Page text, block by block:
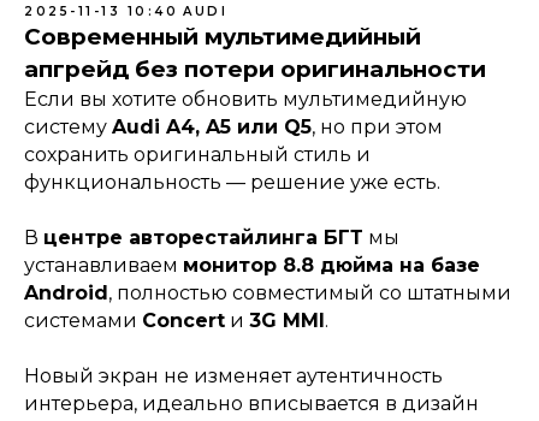
2025-11-13 10:40 AUDI
Современный мультимедийный
апгрейд без потери оригинальности
Если вы хотите обновить мультимедийную
систему Audi A4, A5 или Q5, но при этом
сохранить оригинальный стиль и
функциональность — решение уже есть.
В центре авторестайлинга БГТ мы
устанавливаем монитор 8.8 дюйма на базе
Android, полностью совместимый со штатными
системами Concert и 3G MMI.
Новый экран не изменяет аутентичность
интерьера, идеально вписывается в дизайн